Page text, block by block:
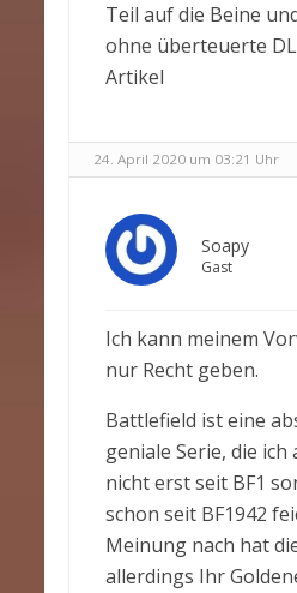
Teil auf die Beine
ohne überteuerte
Artikel
24. April 2020 um 03:21 Uhr
Soapy
Gast
Ich kann meinem
nur Recht geben.
Battlefield ist eine
geniale Serie, die ich
nicht erst seit BF1
schon seit BF1942
Meinung nach hat
allerdings Ihr